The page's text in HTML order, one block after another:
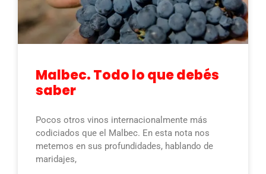
Malbec. Todo lo que debés
saber
Pocos otros vinos internacionalmente más
codiciados que el Malbec. En esta nota nos
metemos en sus profundidades, hablando de
maridajes,